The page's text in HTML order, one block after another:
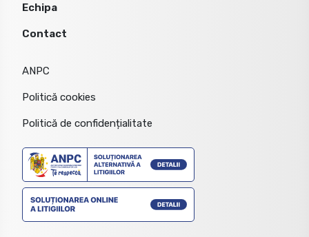
Echipa
Contact
ANPC
Politică cookies
Politică de confidențialitate